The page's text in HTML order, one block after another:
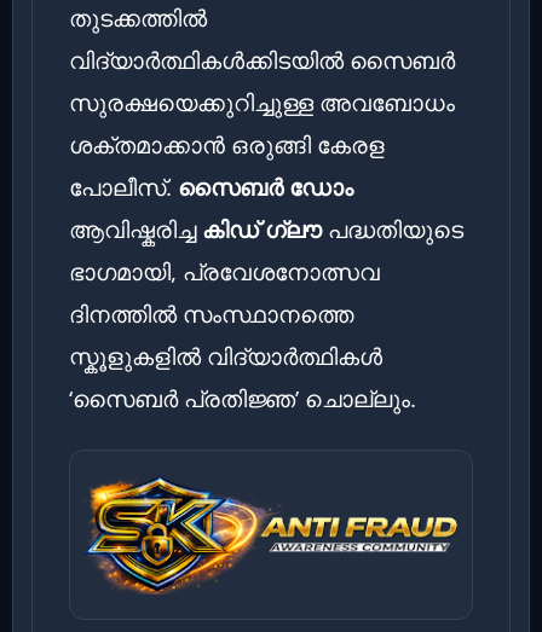
തുടക്കത്തിൽ
വിദ്യാർത്ഥികൾക്കിടയിൽ സൈബർ
സുരക്ഷയെക്കുറിച്ചുള്ള അവബോധം
ശക്തമാക്കാൻ ഒരുങ്ങി കേരള
പോലീസ്. സൈബർ ഡോം
ആവിഷ്കരിച്ച കിഡ് ഗ്ലൗപദ്ധതിയുടെ
ഭാഗമായി, പ്രവേശനോത്സവ
ദിനത്തിൽ സംസ്ഥാനത്തെ
സ്കൂളുകളിൽ വിദ്യാർത്ഥികൾ
‘സൈബർ പ്രതിജ്ഞ’ ചൊല്ലും.